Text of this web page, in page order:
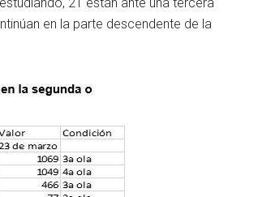
en la parte descendente de la